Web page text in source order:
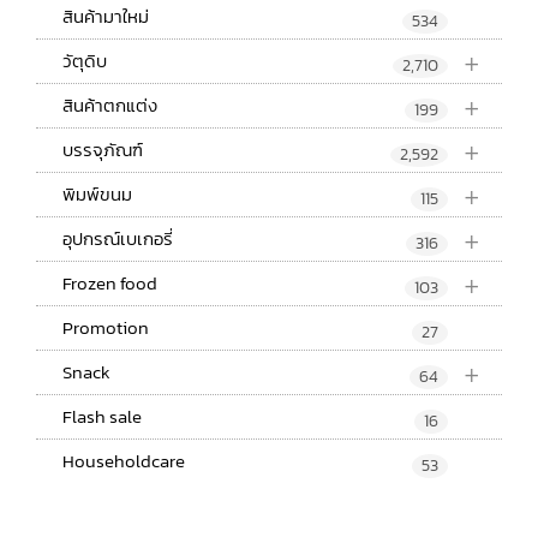
สินค้ามาใหม่ 534
+
วัตุดิบ 2,710
+
สินค้าตกแต่ง 199
+
บรรจุภัณฑ์ 2,592
+
พิมพ์ขนม 115
+
อุปกรณ์เบเกอรี่ 316
+
Frozen food 103
Promotion 27
+
Snack 64
Flash sale 16
Householdcare 53